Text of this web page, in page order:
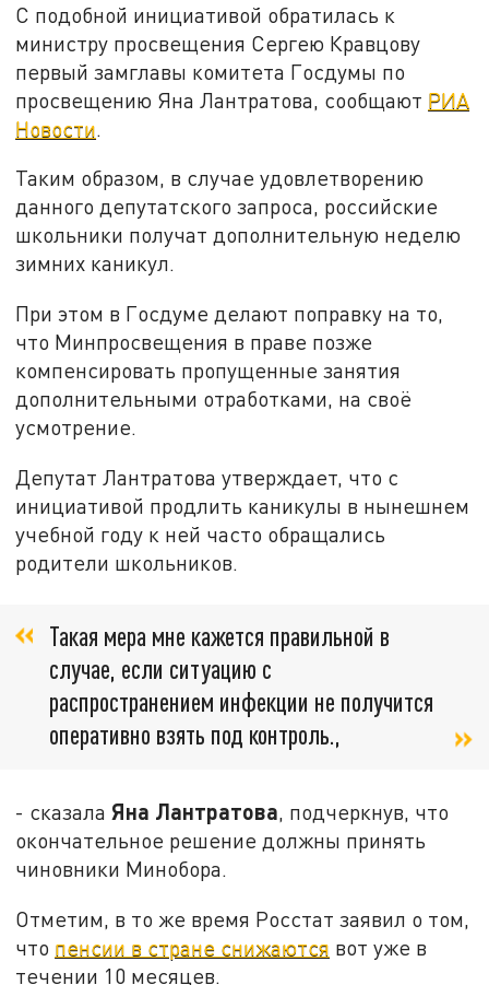
С подобной инициативой обратилась к
министру просвещения Сергею Кравцову
первый замглавы комитета Госдумы по
просвещению Яна Лантратова, сообщают РИА
Новости.
Таким образом, в случае удовлетворению
данного депутатского запроса, российские
школьники получат дополнительную неделю
зимних каникул.
При этом в Госдуме делают поправку на то,
что Минпросвещения в праве позже
компенсировать пропущенные занятия
дополнительными отработками, на своё
усмотрение.
Депутат Лантратова утверждает, что с
инициативой продлить каникулы в нынешнем
учебной году к ней часто обращались
родители школьников.
Такая мера мне кажется правильной в
случае, если ситуацию с
распространением инфекции не получится
оперативно взять под контроль.,
- сказала Яна Лантратова, подчеркнув, что
окончательное решение должны принять
чиновники Минобора.
Отметим, в то же время Росстат заявил о том,
что пенсии в стране снижаются вот уже в
течении 10 месяцев.